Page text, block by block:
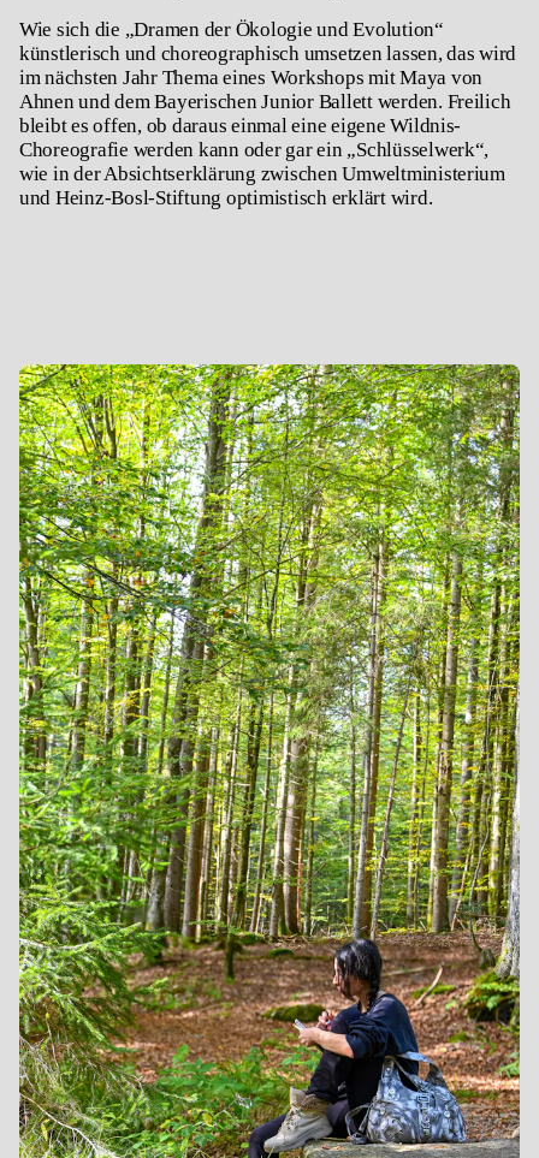
Wie sich die „Dramen der Ökologie und Evolution“
künstlerisch und choreographisch umsetzen lassen, das wird
im nächsten Jahr Thema eines Workshops mit Maya von
Ahnen und dem Bayerischen Junior Ballett werden. Freilich
bleibt es offen, ob daraus einmal eine eigene Wildnis-
Choreografie werden kann oder gar ein „Schlüsselwerk“,
wie in der Absichtserklärung zwischen Umweltministerium
und Heinz-Bosl-Stiftung optimistisch erklärt wird.